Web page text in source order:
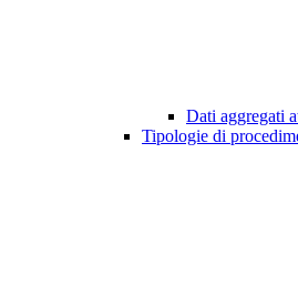
Dati aggregati
Tipologie di